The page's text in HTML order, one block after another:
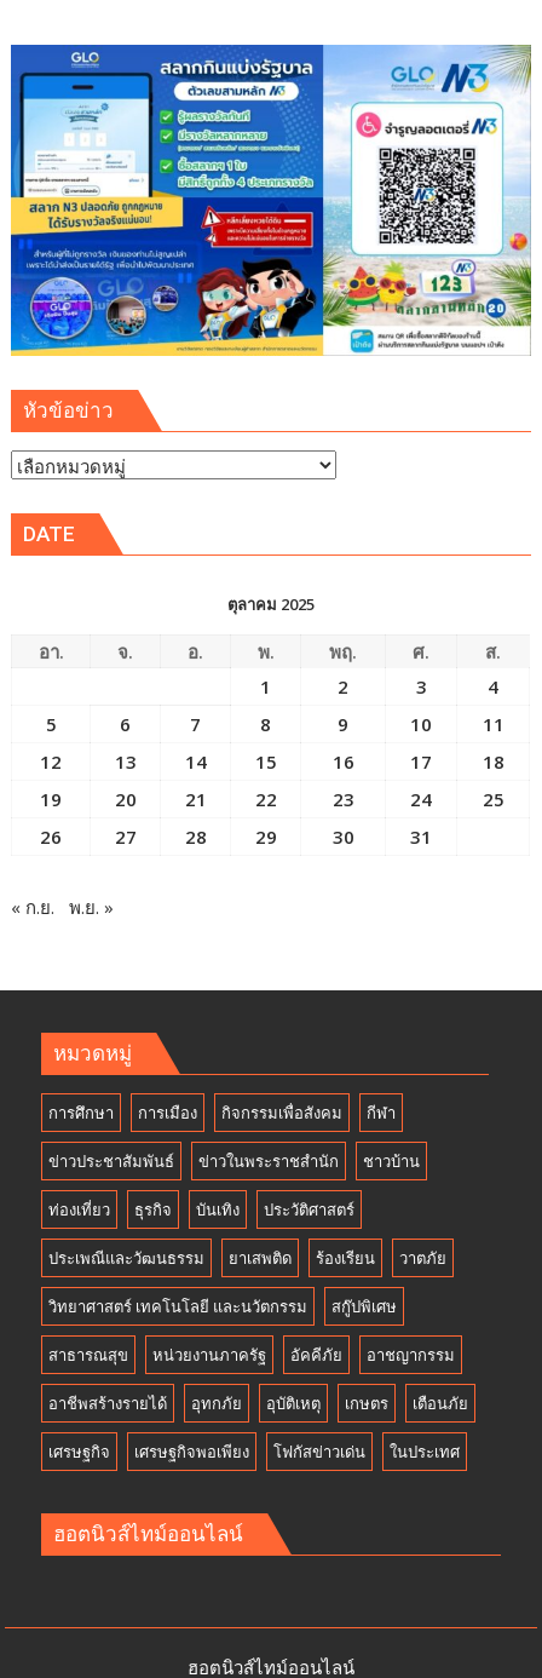
หัวข้อข่าว
หัวข้อ
DATE
ตุลาคม 2025
อา. จ. อ. พ. พฤ. ศ.
ส.
1
2 3
4
5
6 7 8 9 10
11
12
13 14 15 16 17
18
19
20 21 22 23 24
25
26
27 28 29 30 31
« ก.ย. พ.ย. »
หมวดหมู่
การศึกษา การเมือง กิจกรรมเพื่อสังคม กีฬา
ข่าวประชาสัมพันธ์ ข่าวในพระราชสำนัก ชาวบ้าน
ท่องเที่ยว ธุรกิจ บันเทิง ประวัติศาสตร์
ประเพณีและวัฒนธรรม ยาเสพติด ร้องเรียน วาตภัย
วิทยาศาสตร์ เทคโนโลยี และนวัตกรรม สกู๊ปพิเศษ
สาธารณสุข หน่วยงานภาครัฐ อัคคีภัย อาชญากรรม
อาชีพสร้างรายได้ อุทกภัย อุบัติเหตุ เกษตร เตือนภัย
เศรษฐกิจ เศรษฐกิจพอเพียง โฟกัสข่าวเด่น ในประเทศ
ฮอตนิวส์ไทม์ออนไลน์
ฮอตนิวส์ไทม์ออนไลน์